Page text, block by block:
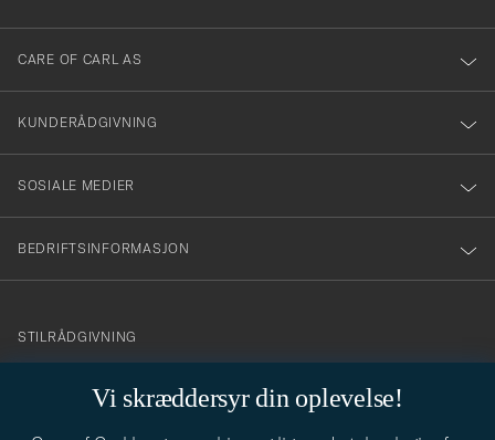
Vi skræddersyr din oplevelse!
dig
till
vårt
nyhetsbrev!
CARE OF CARL AS
KUNDERÅDGIVNING
SOSIALE MEDIER
BEDRIFTSINFORMASJON
info@careofcarl.no
STILRÅDGIVNING